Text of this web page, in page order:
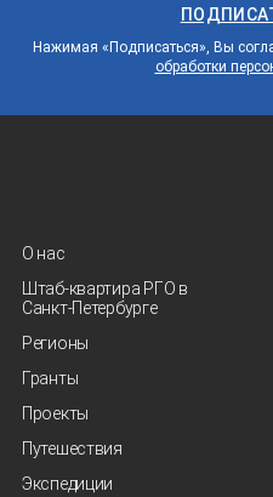
Нажимая «Подписаться», Вы
обработки
О нас
Штаб-квартира РГО в
Санкт‑Петербурге
Регионы
Гранты
Проекты
Путешествия
Экспедиции